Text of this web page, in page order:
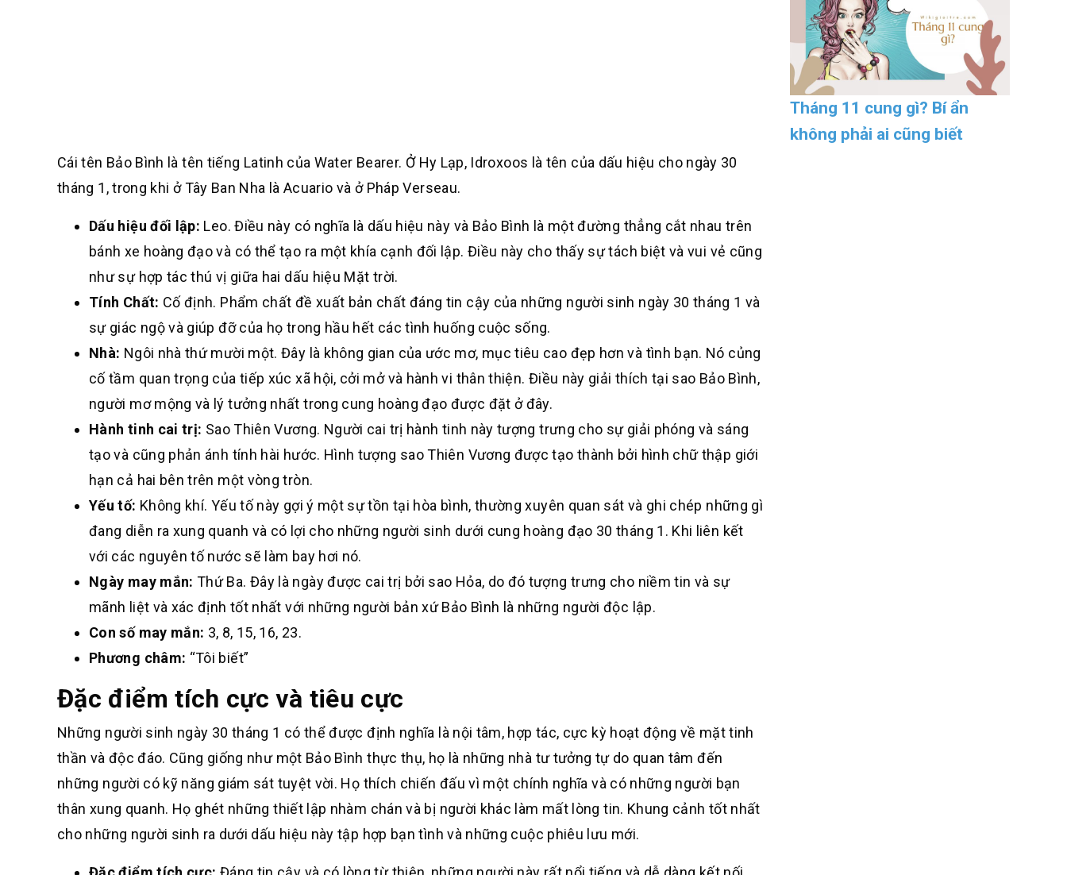
Cái tên Bảo Bình là tên tiếng Latinh của Water Bearer. Ở Hy Lạp, Idroxoos là tên của dấu hiệu cho ngày 30
tháng 1, trong khi ở Tây Ban Nha là Acuario và ở Pháp Verseau.
Dấu hiệu đối lập: Leo. Điều này có nghĩa là dấu hiệu này và Bảo Bình là một đường thẳng cắt nhau trên
bánh xe hoàng đạo và có thể tạo ra một khía cạnh đối lập. Điều này cho thấy sự tách biệt và vui vẻ cũng
như sự hợp tác thú vị giữa hai dấu hiệu Mặt trời.
Tính Chất: Cố định. Phẩm chất đề xuất bản chất đáng tin cậy của những người sinh ngày 30 tháng 1 và
sự giác ngộ và giúp đỡ của họ trong hầu hết các tình huống cuộc sống.
Nhà: Ngôi nhà thứ mười một. Đây là không gian của ước mơ, mục tiêu cao đẹp hơn và tình bạn. Nó củng
cố tầm quan trọng của tiếp xúc xã hội, cởi mở và hành vi thân thiện. Điều này giải thích tại sao Bảo Bình,
người mơ mộng và lý tưởng nhất trong cung hoàng đạo được đặt ở đây.
Hành tinh cai trị: Sao Thiên Vương. Người cai trị hành tinh này tượng trưng cho sự giải phóng và sáng
tạo và cũng phản ánh tính hài hước. Hình tượng sao Thiên Vương được tạo thành bởi hình chữ thập giới
hạn cả hai bên trên một vòng tròn.
Yếu tố: Không khí. Yếu tố này gợi ý một sự tồn tại hòa bình, thường xuyên quan sát và ghi chép những gì
đang diễn ra xung quanh và có lợi cho những người sinh dưới cung hoàng đạo 30 tháng 1. Khi liên kết
với các nguyên tố nước sẽ làm bay hơi nó.
Ngày may mắn: Thứ Ba. Đây là ngày được cai trị bởi sao Hỏa, do đó tượng trưng cho niềm tin và sự
mãnh liệt và xác định tốt nhất với những người bản xứ Bảo Bình là những người độc lập.
Con số may mắn: 3, 8, 15, 16, 23.
Phương châm: “Tôi biết”
Đặc điểm tích cực và tiêu cực
Những người sinh ngày 30 tháng 1 có thể được định nghĩa là nội tâm, hợp tác, cực kỳ hoạt động về mặt tinh
thần và độc đáo. Cũng giống như một Bảo Bình thực thụ, họ là những nhà tư tưởng tự do quan tâm đến
những người có kỹ năng giám sát tuyệt vời. Họ thích chiến đấu vì một chính nghĩa và có những người bạn
thân xung quanh. Họ ghét những thiết lập nhàm chán và bị người khác làm mất lòng tin. Khung cảnh tốt nhất
cho những người sinh ra dưới dấu hiệu này tập hợp bạn tình và những cuộc phiêu lưu mới.
Tháng 11 cung gì? Bí ẩn
không phải ai cũng biết